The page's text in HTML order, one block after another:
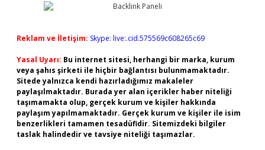
Reklam ve İletişim: Skype: live:.cid.575569c608265c69
Yasal Uyarı: Bu internet sitesi, herhangi bir marka, kurum
veya şahıs şirketi ile hiçbir bağlantısı bulunmamaktadır.
Sitede yalnızca kendi hazırladığımız makaleler
paylaşılmaktadır. Burada yer alan içerikler haber niteliği
taşımamakta olup, gerçek kurum ve kişiler hakkında
paylaşım yapılmamaktadır. Gerçek kurum ve kişiler ile isim
benzerlikleri tamamen tesadüfidir. Sitemizdeki bilgiler
taslak halindedir ve tavsiye niteliği taşımazlar.